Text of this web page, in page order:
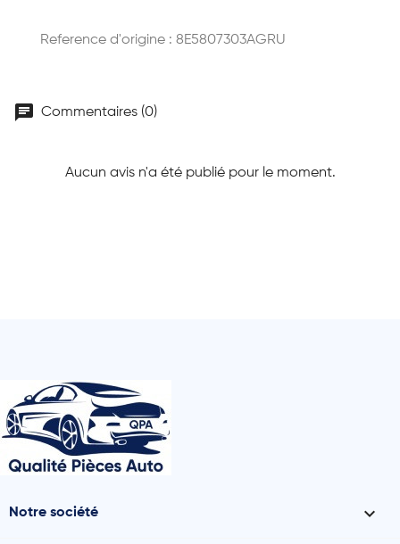
Reference d'origine : 8E5807303AGRU
chat Commentaires (0)
Aucun avis n'a été publié pour le moment.
Notre société 